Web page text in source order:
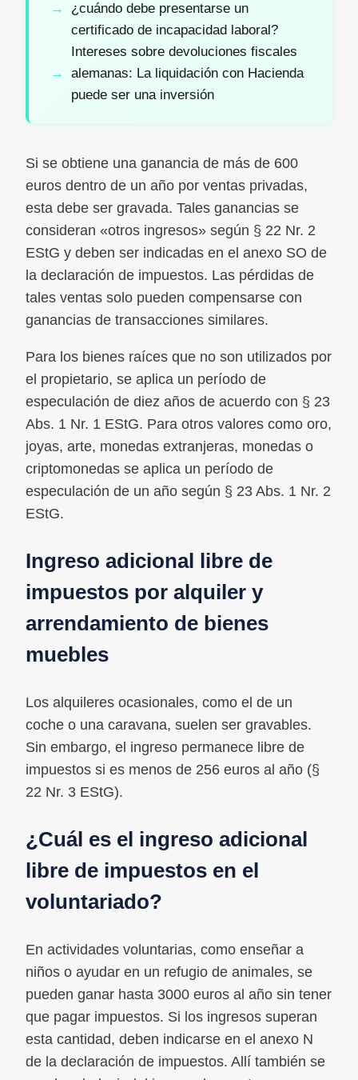
¿cuándo debe presentarse un
certificado de incapacidad laboral?
Intereses sobre devoluciones fiscales
alemanas: La liquidación con Hacienda
puede ser una inversión
Si se obtiene una ganancia de más de 600
euros dentro de un año por ventas privadas,
esta debe ser gravada. Tales ganancias se
consideran «otros ingresos» según § 22 Nr. 2
EStG y deben ser indicadas en el anexo SO de
la declaración de impuestos. Las pérdidas de
tales ventas solo pueden compensarse con
ganancias de transacciones similares.
Para los bienes raíces que no son utilizados por
el propietario, se aplica un período de
especulación de diez años de acuerdo con § 23
Abs. 1 Nr. 1 EStG. Para otros valores como oro,
joyas, arte, monedas extranjeras, monedas o
criptomonedas se aplica un período de
especulación de un año según § 23 Abs. 1 Nr. 2
EStG.
Ingreso adicional libre de
impuestos por alquiler y
arrendamiento de bienes
muebles
Los alquileres ocasionales, como el de un
coche o una caravana, suelen ser gravables.
Sin embargo, el ingreso permanece libre de
impuestos si es menos de 256 euros al año (§
22 Nr. 3 EStG).
¿Cuál es el ingreso adicional
libre de impuestos en el
voluntariado?
En actividades voluntarias, como enseñar a
niños o ayudar en un refugio de animales, se
pueden ganar hasta 3000 euros al año sin tener
que pagar impuestos. Si los ingresos superan
esta cantidad, deben indicarse en el anexo N
de la declaración de impuestos. Allí también se